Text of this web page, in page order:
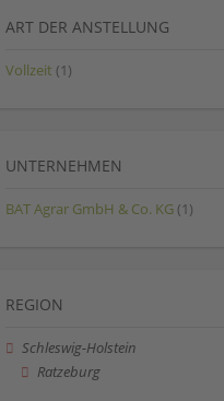
ART DER ANSTELLUNG
Vollzeit (1)
UNTERNEHMEN
BAT Agrar GmbH & Co. KG (1)
REGION
Schleswig-Holstein
Ratzeburg